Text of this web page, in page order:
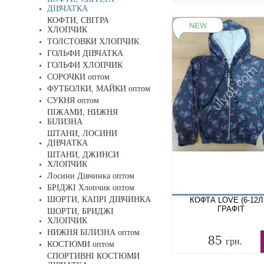
ДІВЧАТКА
КОФТИ, СВІТРА
ХЛОПЧИК
ТОЛСТОВКИ ХЛОПЧИК
ГОЛЬФИ ДІВЧАТКА
ГОЛЬФИ ХЛОПЧИК
СОРОЧКИ оптом
ФУТБОЛКИ, МАЙКИ оптом
СУКНЯ оптом
ПІЖАМИ, НИЖНЯ
БІЛИЗНА
ШТАНИ, ЛОСИНИ
ДІВЧАТКА
ШТАНИ, ДЖИНСИ
ХЛОПЧИК
Лосини Дівчинка оптом
БРІДЖІ Хлопчик оптом
ШОРТИ, КАПРІ ДІВЧИНКА
ШОРТИ, БРИДЖІ
ХЛОПЧИК
НИЖНЯ БІЛИЗНА оптом
КОСТЮМИ оптом
СПОРТИВНІ КОСТЮМИ
КОФТА LOVE (6-
ГРАФІТ
85грн.